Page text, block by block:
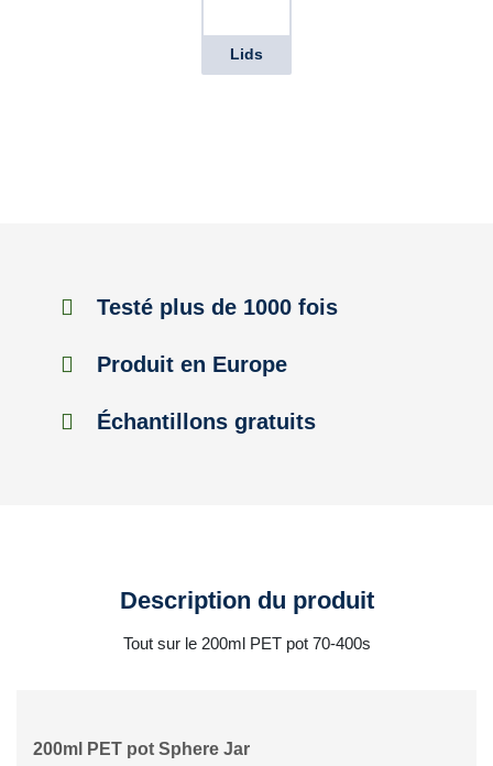
Lids
Testé plus de 1000 fois
Produit en Europe
Échantillons gratuits
Description du produit
Tout sur le 200ml PET pot 70-400s
200ml PET pot Sphere Jar